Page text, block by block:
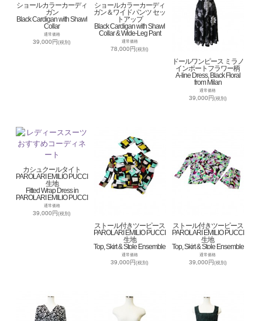
ショールカラーカーディ
ガン
Black Cardigan with Shawl
Collar
通常価格
39,000円(税別)
ショールカラーカーディ
ガン＆ワイドパンツ セッ
トアップ
Black Cardigan with Shawl
Collar & Wide-Leg Pant
通常価格
78,000円(税別)
ドールワンピース ミラノ
インポートフラワー柄
A-line Dress, Black Floral
from Milan
通常価格
39,000円(税別)
カシュクールタイト
PAROLARI EMILIO PUCCI
生地
Fitted Wrap Dress in
PAROLARI EMILIO PUCCI
通常価格
39,000円(税別)
ストール付きツーピース
PAROLARI EMILIO PUCCI
生地
Top, Skirt & Stole Ensemble
通常価格
39,000円(税別)
ストール付きツーピース
PAROLARI EMILIO PUCCI
生地
Top, Skirt & Stole Ensemble
通常価格
39,000円(税別)